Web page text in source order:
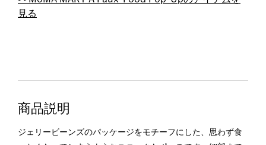
見る
商品説明
ジェリービーンズのパッケージをモチーフにした、思わず食